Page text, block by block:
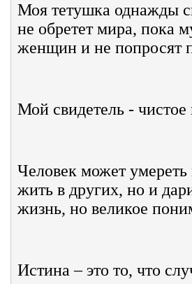
Моя тетушка однажды
не обретет мира, пока
женщин и не попросят
Мой свидетель - чистое
Человек может
жить в других, но и
жизнь, но великое
Истина – это то, что